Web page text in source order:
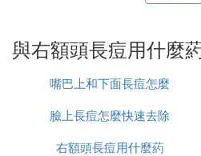
額頭長痘痘護理方法
1.要做好清潔，保持我們的
以再每天早晚兩次洗臉以外
皮脂堵塞毛孔的機會。
與右額頭長痘用什麼
嘴巴上和下面長痘怎麼
治
臉上長痘怎麼快速去除
右額頭長痘用什麼葯